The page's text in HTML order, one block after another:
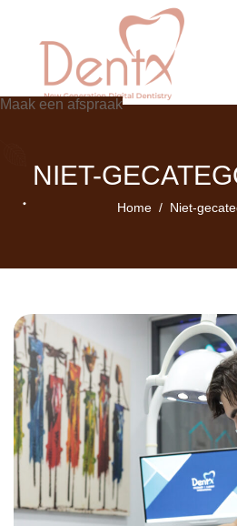
Maak een afspraak
NIET-
Home Niet-